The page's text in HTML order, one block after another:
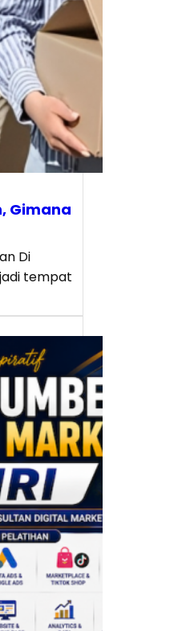
Gimana
Di
tempat